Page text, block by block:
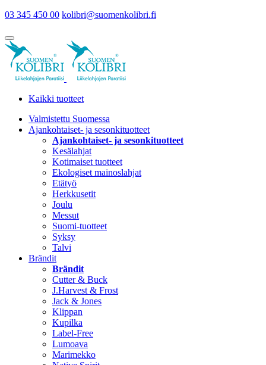
03 345 450 00 kolibri@suomenkolibri.fi
Kaikki tuotteet
Valmistettu Suomessa
Ajankohtaiset- ja sesonkituotteet
Ajankohtaiset- ja sesonkituotteet
Kesälahjat
Kotimaiset tuotteet
Ekologiset mainoslahjat
Etätyö
Herkkusetit
Joulu
Messut
Suomi-tuotteet
Syksy
Talvi
Brändit
Brändit
Cutter & Buck
J.Harvest & Frost
Jack & Jones
Klippan
Kupilka
Label-Free
Lumoava
Marimekko